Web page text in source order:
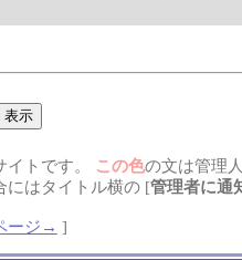
イトです。 この色の文は管理
にはタイトル横の [管理者に通
ージ→ ]